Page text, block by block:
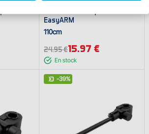
EasyARM
110cm
24.95 €15.97 €
En stock
-39%